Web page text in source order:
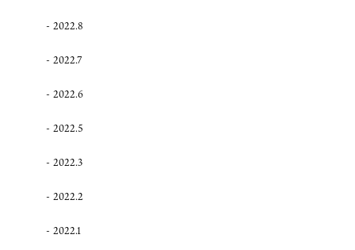
2022.8
2022.7
2022.6
2022.5
2022.3
2022.2
2022.1